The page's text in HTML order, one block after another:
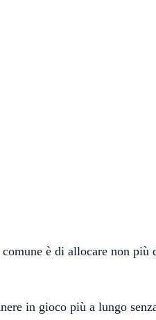
è di allocare non più
in gioco più a lungo